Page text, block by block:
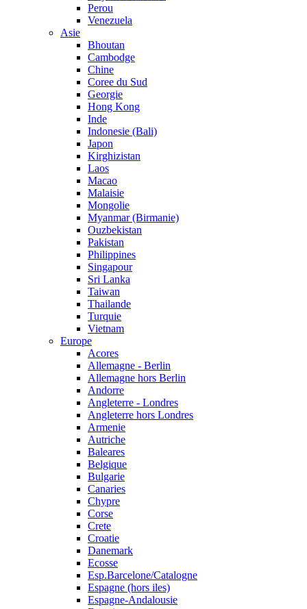
Perou
Venezuela
Asie
Bhoutan
Cambodge
Chine
Coree du Sud
Georgie
Hong Kong
Inde
Indonesie (Bali)
Japon
Kirghizistan
Laos
Macao
Malaisie
Mongolie
Myanmar (Birmanie)
Ouzbekistan
Pakistan
Philippines
Singapour
Sri Lanka
Taiwan
Thailande
Turquie
Vietnam
Europe
Acores
Allemagne - Berlin
Allemagne hors Berlin
Andorre
Angleterre - Londres
Angleterre hors Londres
Armenie
Autriche
Baleares
Belgique
Bulgarie
Canaries
Chypre
Corse
Crete
Croatie
Danemark
Ecosse
Esp.Barcelone/Catalogne
Espagne (hors iles)
Espagne-Andalousie